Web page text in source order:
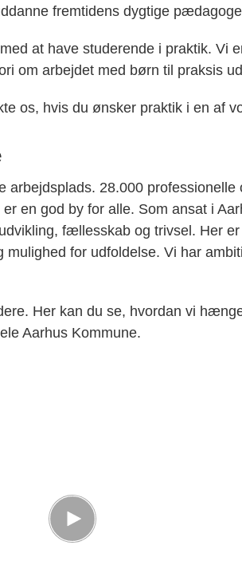
fremtidens dygtige
at have studerende i praktik. Vi
om arbejdet med børn til praksis
os, hvis du ønsker praktik i en af
arbejdsplads. 28.000 professionelle
en god by for alle. Som ansat i
fællesskab og trivsel. Her
for udfoldelse. Vi har
Her kan du se, hvordan vi
Aarhus Kommune.